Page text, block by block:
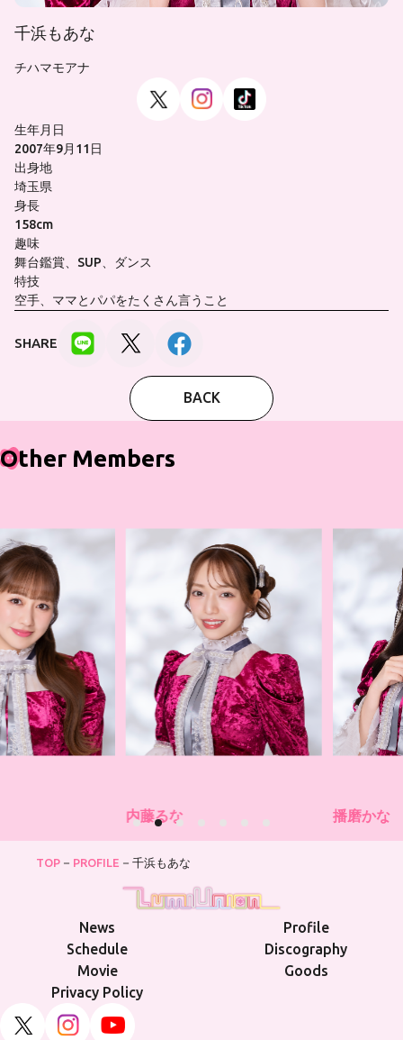
千浜もあな
チハマモアナ
生年月日
2007年9月11日
出身地
埼玉県
身長
158cm
趣味
舞台鑑賞、SUP、ダンス
特技
空手、ママとパパをたくさん言うこと
SHARE
BACK
Other Members
内藤るな 播磨かな
TOP PROFILE 千浜もあな
News
Profile
Schedule
Discography
Movie
Goods
Privacy Policy